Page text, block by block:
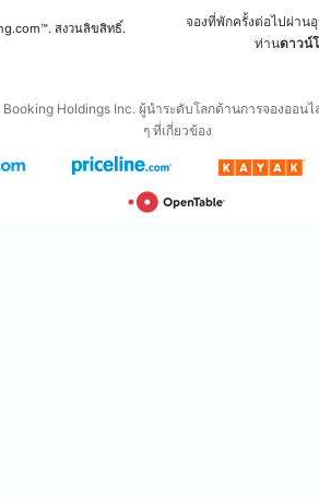
สงวนลิขสิทธิ์.
จองที่พักครั้งต่อไปผ่าน
ท่านดาวน์
Holdings Inc. ผู้นำระดับโลกด้านการจองออน
ๆ ที่เกี่ยวข้อง